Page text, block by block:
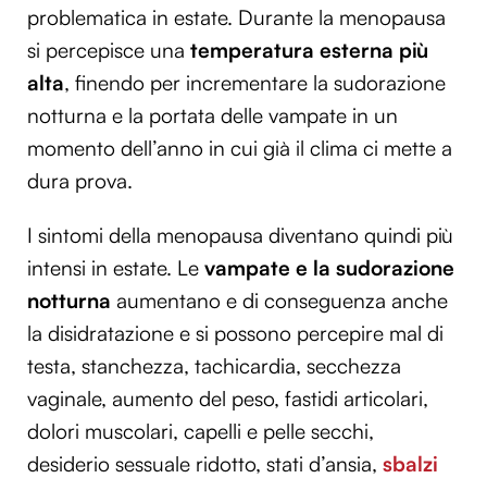
problematica in estate. Durante la menopausa
si percepisce una temperatura esterna più
alta, finendo per incrementare la sudorazione
notturna e la portata delle vampate in un
momento dell’anno in cui già il clima ci mette a
dura prova.
I sintomi della menopausa diventano quindi più
intensi in estate. Le vampate e la sudorazione
notturna aumentano e di conseguenza anche
la disidratazione e si possono percepire mal di
testa, stanchezza, tachicardia, secchezza
vaginale, aumento del peso, fastidi articolari,
dolori muscolari, capelli e pelle secchi,
desiderio sessuale ridotto, stati d’ansia, sbalzi